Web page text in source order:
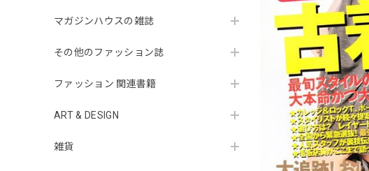
マガジンハウスの雑誌
その他のファッション誌
ファッション 関連書籍
ART & DESIGN
雑貨